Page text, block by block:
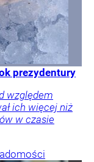
prezydentury
względem
ich więcej niż
w czasie